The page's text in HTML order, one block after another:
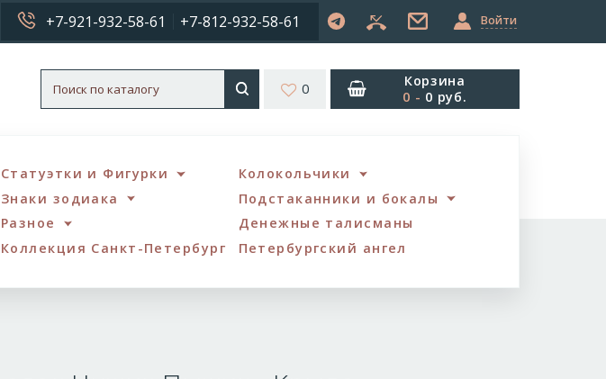
+7-921-932-58-61 +7-812-932-58-61 Войти
0
Корзина
0 - 0 руб.
Статуэтки и Фигурки
Колокольчики
Знаки зодиака
Подстаканники и бокалы
Разное
Денежные талисманы
Коллекция Санкт-Петербург Петербургский ангел